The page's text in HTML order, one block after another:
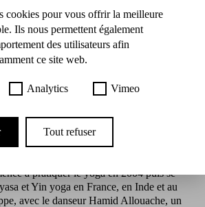
contemporaine, Stefany Ganachaud
la chorégraphe pendant quinze ans.
Guillaume Vincent ou Denis Marleau.
formation des élèves comédiens à l’École
Cannes Marseille, au Théâtre national de
à pratiquer le yoga en 2004 puis se
et Yin yoga en France, en Inde et au
avec le danseur Hamid Allouache, un
cookies pour vous offrir la meilleure
Ils nous permettent également
des utilisateurs afin
ce site web.
Analytics Vimeo
Tout refuser